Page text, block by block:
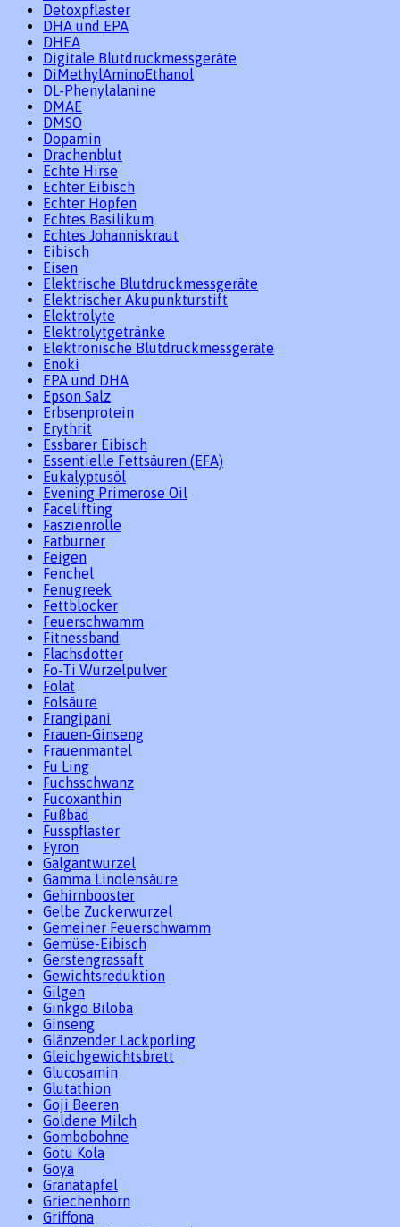
Detoxpflaster
DHA und EPA
DHEA
Digitale Blutdruckmessgeräte
DiMethylAminoEthanol
DL-Phenylalanine
DMAE
DMSO
Dopamin
Drachenblut
Echte Hirse
Echter Eibisch
Echter Hopfen
Echtes Basilikum
Echtes Johanniskraut
Eibisch
Eisen
Elektrische Blutdruckmessgeräte
Elektrischer Akupunkturstift
Elektrolyte
Elektrolytgetränke
Elektronische Blutdruckmessgeräte
Enoki
EPA und DHA
Epson Salz
Erbsenprotein
Erythrit
Essbarer Eibisch
Essentielle Fettsäuren (EFA)
Eukalyptusöl
Evening Primerose Oil
Facelifting
Faszienrolle
Fatburner
Feigen
Fenchel
Fenugreek
Fettblocker
Feuerschwamm
Fitnessband
Flachsdotter
Fo-Ti Wurzelpulver
Folat
Folsäure
Frangipani
Frauen-Ginseng
Frauenmantel
Fu Ling
Fuchsschwanz
Fucoxanthin
Fußbad
Fusspflaster
Fyron
Galgantwurzel
Gamma Linolensäure
Gehirnbooster
Gelbe Zuckerwurzel
Gemeiner Feuerschwamm
Gemüse-Eibisch
Gerstengrassaft
Gewichtsreduktion
Gilgen
Ginkgo Biloba
Ginseng
Glänzender Lackporling
Gleichgewichtsbrett
Glucosamin
Glutathion
Goji Beeren
Goldene Milch
Gombobohne
Gotu Kola
Goya
Granatapfel
Griechenhorn
Griffona